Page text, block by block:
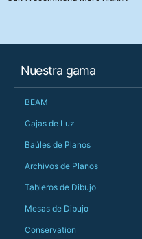
Nuestra gama
BEAM
Cajas de Luz
Baúles de Planos
Archivos de Planos
Tableros de Dibujo
Mesas de Dibujo
Conservation